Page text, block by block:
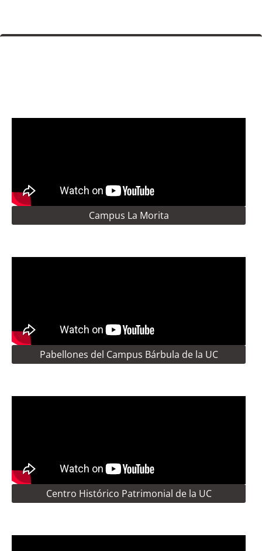
Campus La Morita
Pabellones del Campus Bárbula de la UC
Centro Histórico Patrimonial de la UC